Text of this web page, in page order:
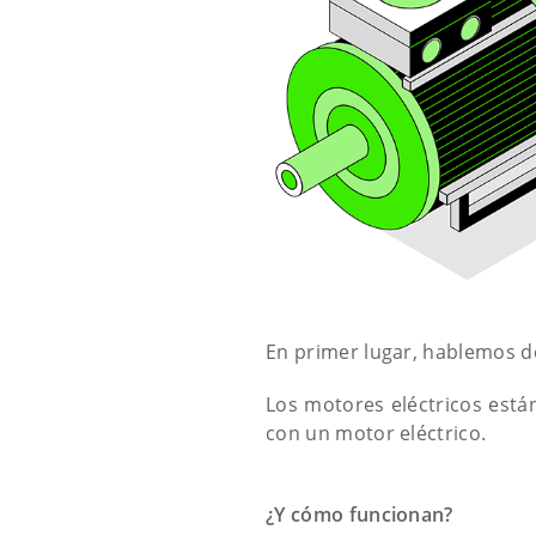
En primer lugar, hablemos
Los motores eléctricos
con un motor eléctrico.
¿Y cómo funcionan?